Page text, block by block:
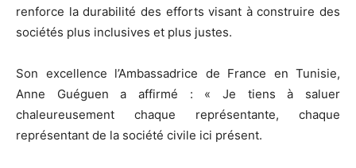
renforce la durabilité des efforts visant à construire des
sociétés plus inclusives et plus justes.
Son excellence l’Ambassadrice de France en Tunisie,
Anne Guéguen a affirmé : « Je tiens à saluer
chaleureusement chaque représentante, chaque
représentant de la société civile ici présent.